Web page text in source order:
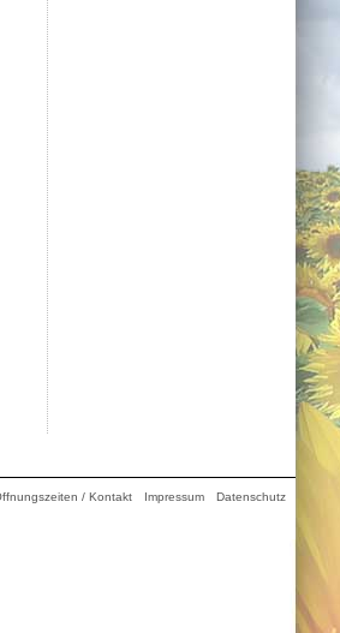
/ Kontakt Impressum Datenschutz